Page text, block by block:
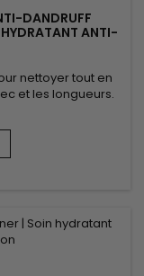
DANDRUFF
ANTI-
nettoyer tout en
et les longueurs.
sécheresse ou
Testé
105%, augmente
de 35%. Enrichi...